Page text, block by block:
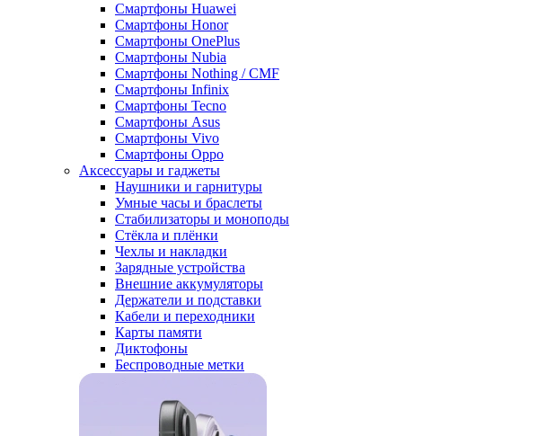
Смартфоны Huawei
Смартфоны Honor
Смартфоны OnePlus
Смартфоны Nubia
Смартфоны Nothing / CMF
Смартфоны Infinix
Смартфоны Tecno
Смартфоны Asus
Смартфоны Vivo
Смартфоны Oppo
Аксессуары и гаджеты
Наушники и гарнитуры
Умные часы и браслеты
Стабилизаторы и моноподы
Стёкла и плёнки
Чехлы и накладки
Зарядные устройства
Внешние аккумуляторы
Держатели и подставки
Кабели и переходники
Карты памяти
Диктофоны
Беспроводные метки